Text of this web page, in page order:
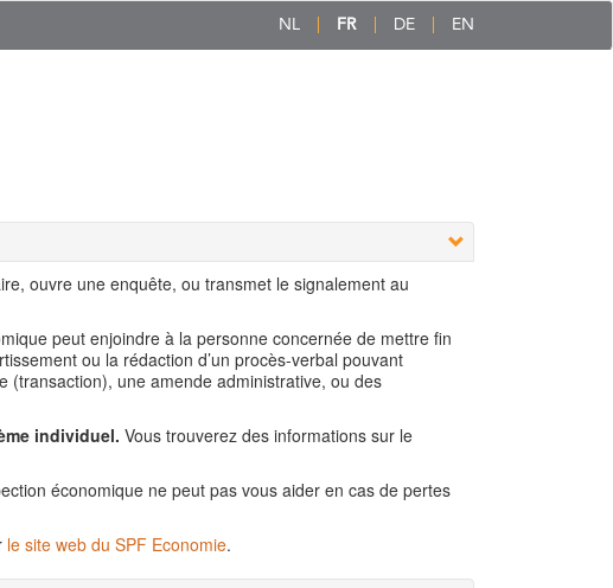
NL FR DE EN
ouvre une enquête, ou transmet le signalement au
peut enjoindre à la personne concernée de mettre fin
ou la rédaction d’un procès-verbal pouvant
(transaction), une amende administrative, ou des
individuel. Vous trouverez des informations sur le
économique ne peut pas vous aider en cas de pertes
le site web du SPF Economie.